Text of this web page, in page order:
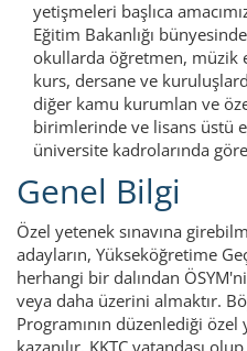
yetişmeleri başlıca
Eğitim Bakanlığı
okullarda öğretmen, müzik
kurs, dersane ve
diğer kamu kurumlan ve
birimlerinde ve lisans üstü
üniversite kadrolarında
Genel Bilgi
Özel yetenek sınavına
adayların, Yükseköğretime
herhangi bir dalından
veya daha üzerini almaktır.
Programının düzenlediği özel
kazanılır. KKTC vatandaşı